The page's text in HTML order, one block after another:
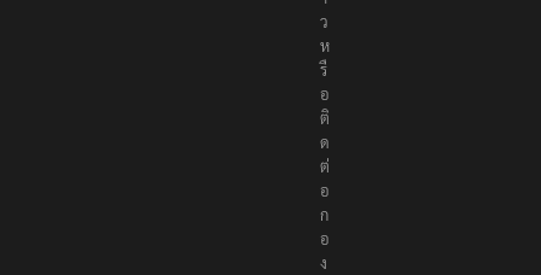
ว
ห
รื
อ
ติ
ด
ต่
อ
ก
อ
ง